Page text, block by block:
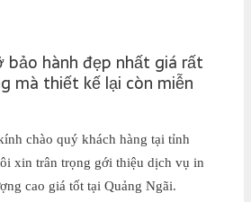
bảo hành đẹp nhất giá rất
mà thiết kế lại còn miễn
chào quý khách hàng tại tỉnh
xin trân trọng gới thiệu dịch vụ in
cao giá tốt tại Quảng Ngãi.